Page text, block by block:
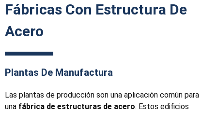
Fábricas Con Estructura De
Acero
Plantas De Manufactura
Las plantas de producción son una aplicación común para
una fábrica de estructuras de acero. Estos edificios